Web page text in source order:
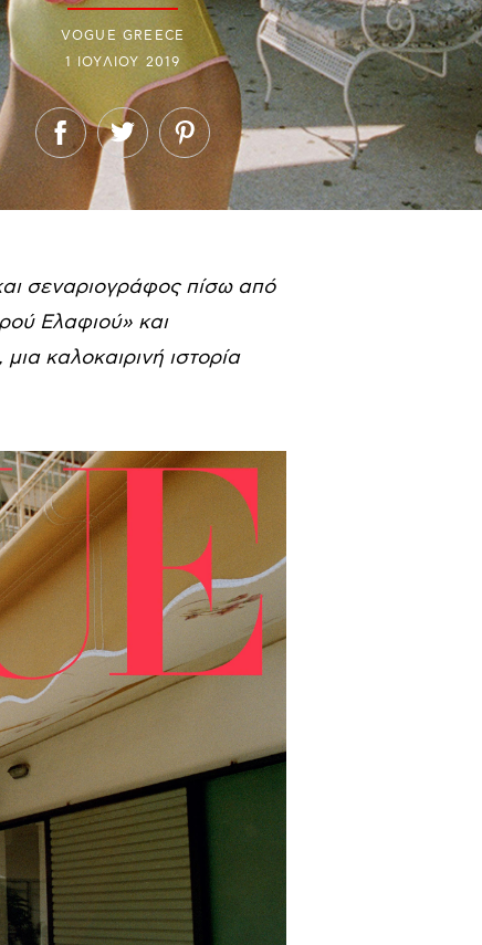
VOGUE GREECE
1 ΙΟΥΛΊΟΥ 2019
σεναριογράφος πίσω από
Ελαφιού» και
καλοκαιρινή ιστορία